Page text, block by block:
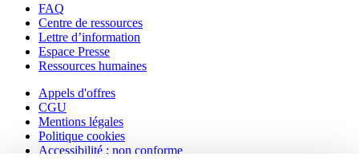
FAQ
Centre de ressources
Lettre d’information
Espace Presse
Ressources humaines
Appels d'offres
CGU
Mentions légales
Politique cookies
Accessibilité : non conforme